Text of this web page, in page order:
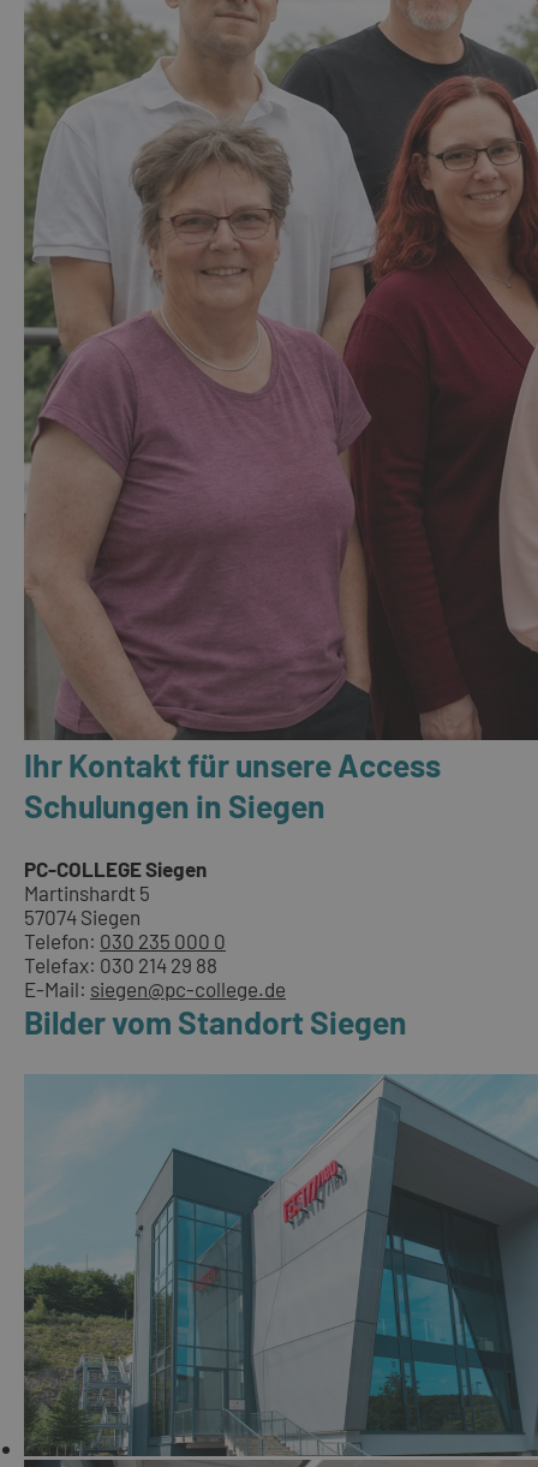
Ihr Kontakt für unsere Access
Schulungen in Siegen
PC-COLLEGE Siegen
Martinshardt 5
57074 Siegen
Telefon: 030 235 000 0
Telefax: 030 214 29 88
E-Mail: siegen@pc-college.de
Bilder vom Standort Siegen